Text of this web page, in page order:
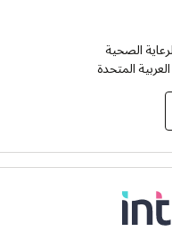
الصحية
المتحدة